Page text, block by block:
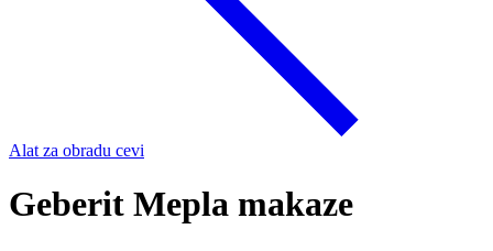
Alat za obradu cevi
Geberit Mepla makaze